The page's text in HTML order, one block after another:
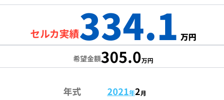
セルカ実績334.1 万円
希望金額305.0万円
年式 2021年2月